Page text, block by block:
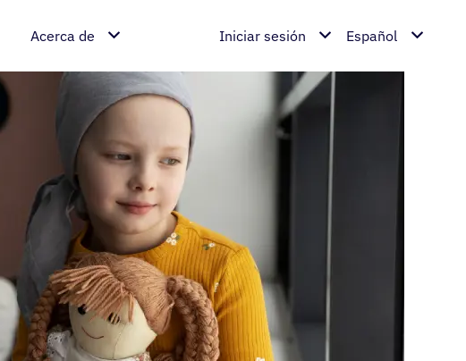
Acerca de Iniciar sesión Español